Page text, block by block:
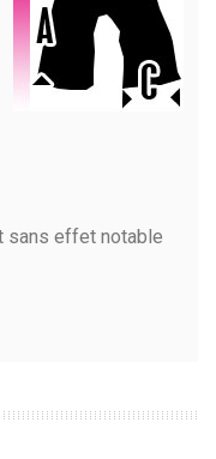
sans effet notable